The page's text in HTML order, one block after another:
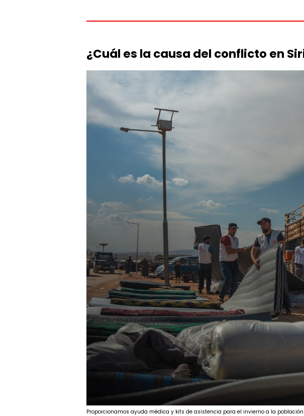
¿Cuál es la causa del conflicto en
Proporcionamos ayuda médica y kits de asistencia para el invierno a la